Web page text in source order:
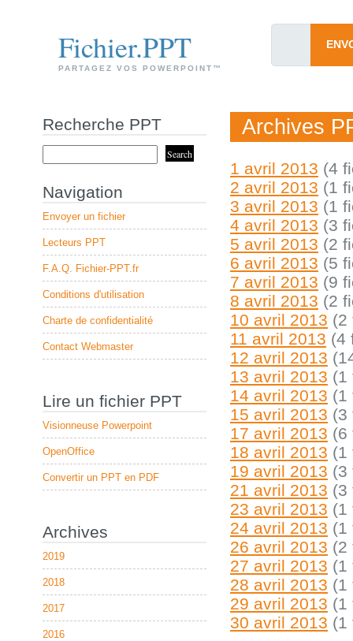
Fichier.PPT
PARTAGEZ VOS POWERPOINT™
Archives
1 avril 2013 (4
2 avril 2013 (1
3 avril 2013 (1
4 avril 2013 (3
5 avril 2013 (2
6 avril 2013 (5
7 avril 2013 (9
8 avril 2013 (2
10 avril 2013 (2
11 avril 2013 (4
12 avril 2013
13 avril 2013 (1
14 avril 2013 (1
15 avril 2013 (3
17 avril 2013 (6
18 avril 2013 (1
19 avril 2013 (3
21 avril 2013 (3
23 avril 2013 (1
24 avril 2013 (1
26 avril 2013 (2
27 avril 2013 (1
28 avril 2013 (1
29 avril 2013 (1
30 avril 2013 (1
Recherche PPT
Navigation
Envoyer un fichier
Lecteurs PPT
F.A.Q. Fichier-PPT.fr
Conditions d'utilisation
Charte de confidentialité
Contact Webmaster
Lire un fichier PPT
Visionneuse Powerpoint
OpenOffice
Convertir un PPT en PDF
Archives
2019
2018
2017
2016